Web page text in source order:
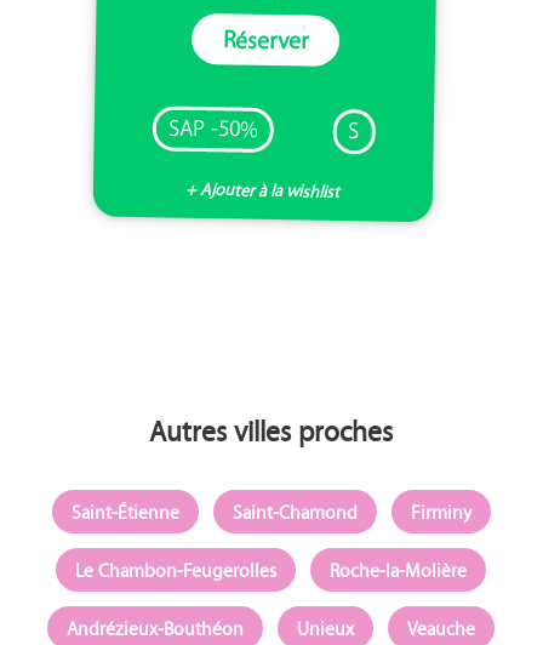
Réserver
SAP -50% S
+ Ajouter à la wishlist
Autres villes proches
Saint-Étienne Saint-Chamond
Firminy
Le Chambon-Feugerolles
Roche-la-Molière
Andrézieux-Bouthéon
Unieux
Veauche